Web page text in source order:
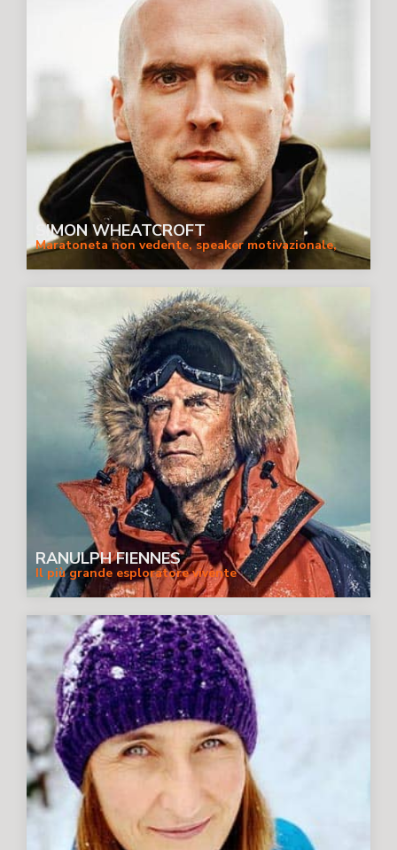
SIMON WHEATCROFT
Maratoneta non vedente, speaker motivazionale,
RANULPH FIENNES
Il più grande esploratore vivente